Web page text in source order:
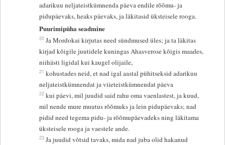
adarikuu neljateistkümnenda päeva endile rõõmu- ja
pidupäevaks, heaks päevaks, ja läkitasid üksteisele rooga.
Puurimipüha seadmine
20 Ja Mordokai kirjutas need sündmused üles; ja ta läkitas
kirjad kõigile juutidele kuningas Ahasverose kõigis maades,
niihästi ligidal kui kaugel olijaile,
21 kohustades neid, et nad igal aastal pühitseksid adarikuu
neljateistkümnendat ja viieteistkümnendat päeva
22 kui päevi, mil juudid said rahu oma vaenlastest, ja kuud,
mil nende mure muutus rõõmuks ja lein pidupäevaks; nad
pidid need tegema pidu- ja rõõmupäevadeks ning läkitama
üksteisele rooga ja vaestele ande.
23 Ja juudid võtsid tavaks, mida nad juba olid hakanud